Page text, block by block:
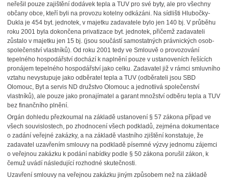
neřešil pouze zajištění dodávek tepla a TUV pro své byty, ale pro všechny
občany obce, kteří byli na provozu kotelny odkázáni. Na sídlišti Hlubočky-
Dukla je 454 byt. jednotek, v majetku zadavatele bylo jen 140 bj. V průběhu
roku 2001 byla dokončena privatizace byt. jednotek, přičemž zadavateli
zůstalo v majetku jen 15 bj. (jsou součástí samostatných právnických osob-
společenství vlastníků). Od roku 2001 tedy ve Smlouvě o provozování
tepelného hospodářství dochází k naplnění pouze v ustanoveních řešících
pronájem tepelného hospodářství jako celku. Zadavatel již v rámci smluvního
vztahu nevystupuje jako odběratel tepla a TUV (odběrateli jsou SBD
Olomouc, Byt a servis ND družstvo Olomouc a jednotlivá společenství
vlastníků), ale pouze jako pronajímatel a garant množství odběru tepla a TUV
bez finančního plnění.
Orgán dohledu přezkoumal na základě ustanovení § 57 zákona případ ve
všech souvislostech, po zhodnocení všech podkladů, zejména dokumentace
o zadání veřejné zakázky, a na základě vlastního zjištění konstatuje, že
zadavatel uzavřením smlouvy na podkladě písemné výzvy jednomu zájemci
o veřejnou zakázku k podání nabídky podle § 50 zákona porušil zákon, k
čemuž uvádí následující rozhodné skutečnosti.
Uzavření smlouvy na veřejnou zakázku jiným způsobem než na základě